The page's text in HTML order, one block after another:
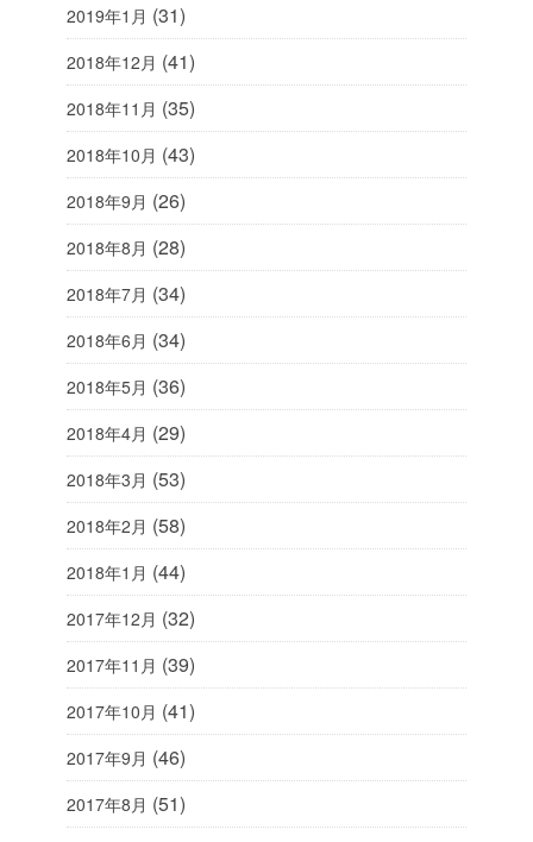
2019年1月 (31)
2018年12月 (41)
2018年11月 (35)
2018年10月 (43)
2018年9月 (26)
2018年8月 (28)
2018年7月 (34)
2018年6月 (34)
2018年5月 (36)
2018年4月 (29)
2018年3月 (53)
2018年2月 (58)
2018年1月 (44)
2017年12月 (32)
2017年11月 (39)
2017年10月 (41)
2017年9月 (46)
2017年8月 (51)